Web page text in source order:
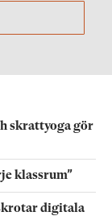
skrattyoga gör
klassrum”
digitala